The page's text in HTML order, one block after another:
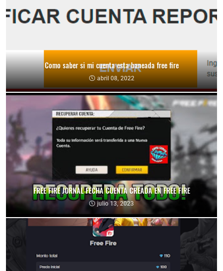
Como saber si mi cuenta esta baneada free fire
abril 08, 2022
FREE FIRE JORNAL FECHA CUENTA CREADA EN FREE FIRE
julio 13, 2023